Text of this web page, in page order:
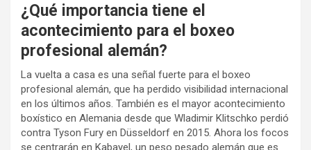
¿Qué importancia tiene el
acontecimiento para el boxeo
profesional alemán?
La vuelta a casa es una señal fuerte para el boxeo
profesional alemán, que ha perdido visibilidad internacional
en los últimos años. También es el mayor acontecimiento
boxístico en Alemania desde que Wladimir Klitschko perdió
contra Tyson Fury en Düsseldorf en 2015. Ahora los focos
se centrarán en Kabayel, un peso pesado alemán que es